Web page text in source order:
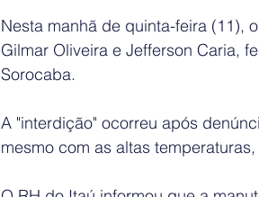
Nesta manhã de quinta-feira (11),
Gilmar Oliveira e Jefferson Caria,
Sorocaba.
A "interdição" ocorreu após
mesmo com as altas